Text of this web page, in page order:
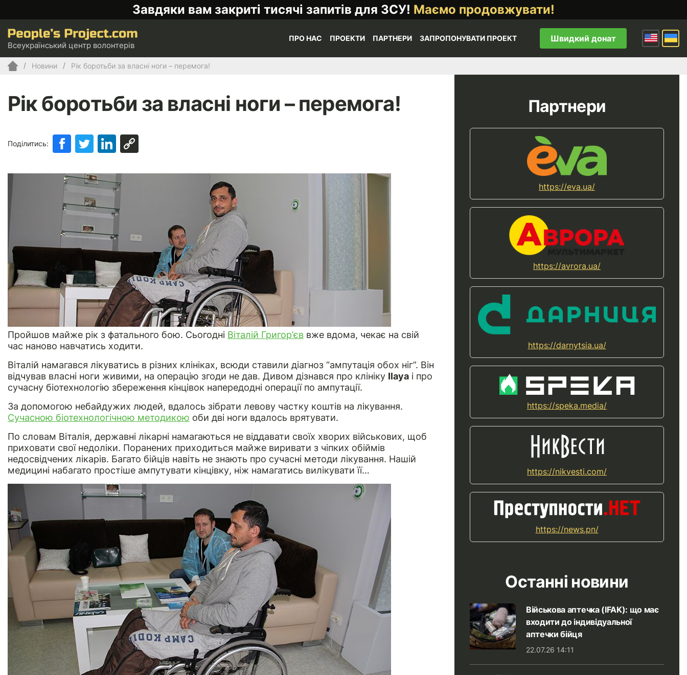
Завдяки вам закриті тисячі запитів для ЗСУ! Маємо продовжувати!
Всеукраїнський центр волонтерів
ПРО НАС ПРОЕКТИ ПАРТНЕРИ ЗАПРОПОНУВАТИ ПРОЕКТ Швидкий донат
Новини Рік боротьби за власні ноги – перемога!
Рік боротьби за власні ноги – перемога!
Поділитись:
Пройшов майже рік з фатального бою. Сьогодні Віталій Григор’єв вже вдома, чекає на свій
час наново навчатись ходити.
Віталій намагався лікуватись в різних клініках, всюди ставили діагноз “ампутація обох ніг”. Він
відчував власні ноги живими, на операцію згоди не дав. Дивом дізнався про клініку Ilаya і про
сучасну біотехнологію збереження кінцівок напередодні операції по ампутації.
За допомогою небайдужих людей, вдалось зібрати левову частку коштів на лікування.
Сучасною біотехнологічною методикою оби дві ноги вдалось врятувати.
По словам Віталія, державні лікарні намагаються не віддавати своїх хворих військових, щоб
приховати свої недоліки. Поранених приходиться майже виривати з чіпких обіймів
недосвідчених лікарів. Багато бійців навіть не знають про сучасні методи лікування. Нашій
медицині набагато простіше ампутувати кінцівку, ніж намагатись вилікувати її…
Партнери
https://eva.ua/
https://avrora.ua/
https://darnytsia.ua/
https://speka.media/
https://nikvesti.com/
https://news.pn/
Останні новини
Військова аптечка (IFAK): що має
входити до індивідуальної
аптечки бійця
22.07.26 14:11